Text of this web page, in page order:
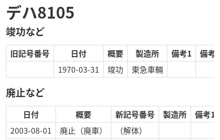
デハ8105
竣功など
旧記号番号 日付 概要 製造所 備考1
備考2
1970-03-31
竣功 東急車輛
廃止など
日付 概要 新記号番号 製造所
備考1
2003-08-01
廃止 （廃車）
（解体）